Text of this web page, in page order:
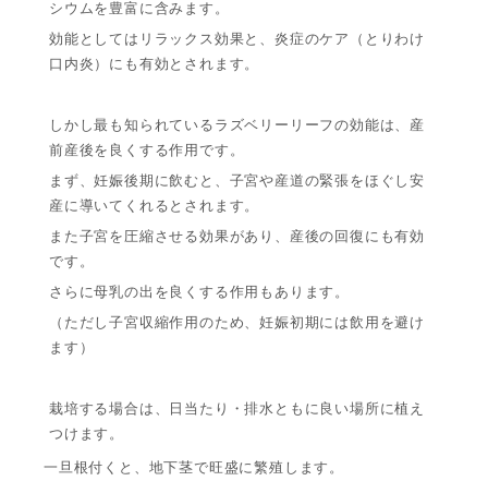
シウムを豊富に含みます。
効能としてはリラックス効果と、炎症のケア（とりわけ
口内炎）にも有効とされます。
しかし最も知られているラズベリーリーフの効能は、産
前産後を良くする作用です。
まず、妊娠後期に飲むと、子宮や産道の緊張をほぐし安
産に導いてくれるとされます。
また子宮を圧縮させる効果があり、産後の回復にも有効
です。
さらに母乳の出を良くする作用もあります。
（ただし子宮収縮作用のため、妊娠初期には飲用を避け
ます）
栽培する場合は、日当たり・排水ともに良い場所に植え
つけます。
一旦根付くと、地下茎で旺盛に繁殖します。